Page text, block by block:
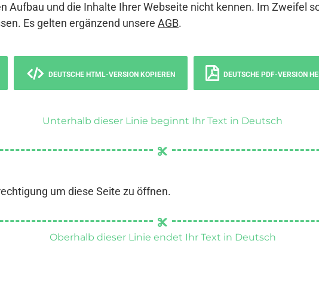
Aufbau und die Inhalte Ihrer Webseite nicht kennen. Im Zweifel
Es gelten ergänzend unsere AGB.
DEUTSCHE HTML-VERSION KOPIEREN DEUTSCHE PDF-VERSION
Unterhalb dieser Linie beginnt Ihr Text in Deutsch
um diese Seite zu öffnen.
Oberhalb dieser Linie endet Ihr Text in Deutsch